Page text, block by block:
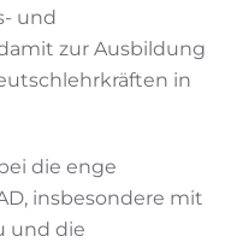
und
zur Ausbildung
in
die enge
insbesondere mit
und die